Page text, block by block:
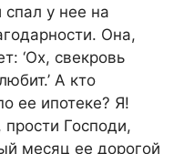
у нее на
Она,
‘Ох, свекровь
А кто
ее ипотеке? Я!
Господи,
месяц ее дорогой